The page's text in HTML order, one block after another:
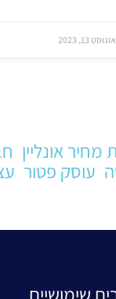
אוגוסט 13, 2023
אונליין
עוסק פטור